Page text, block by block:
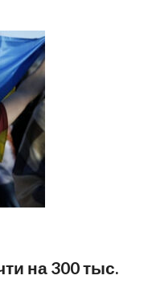
на 300 тыс.